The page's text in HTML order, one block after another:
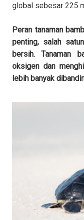
global sebesar 225
Peran tanaman
penting, salah
bersih. Tanaman
oksigen dan
lebih banyak